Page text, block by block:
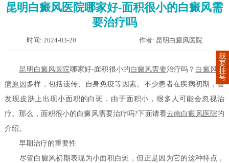
昆明白癜风医院哪家好-面积很小的白癜风需
要治疗吗
时间: 2024-03-20 作者: 昆明白癜风医院
昆明白癜风医院哪家好-面积很小的白癜风需要治疗吗？ 白癜风发
病原因 多样，包括遗传、自身免疫等因素。不少患者在疾病初期，会
发现皮肤上出现小面积的白斑，由于面积小，很多人可能会忽视治
疗。那么，面积很小的白癜风需要治疗吗?下面请看云南白癜风医院的
介绍。
早期治疗的重要性
尽管白癜风初期表现为小面积白斑，但正是因为它的这种特点，
我
要
挂
号